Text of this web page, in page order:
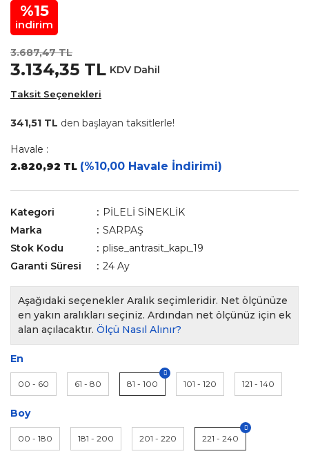
%15
indirim
3.687,47 TL
3.134,35 TL KDV Dahil
Taksit Seçenekleri
341,51 TL den başlayan taksitlerle!
Havale :
2.820,92 TL (%10,00 Havale İndirimi)
Kategori
PİLELİ SİNEKLİK
Marka
SARPAŞ
Stok Kodu
plise_antrasit_kapı_19
Garanti Süresi
24 Ay
Aşağıdaki seçenekler Aralık seçimleridir. Net ölçünüze
en yakın aralıkları seçiniz. Ardından net ölçünüz için ek
alan açılacaktır. Ölçü Nasıl Alınır?
En
00 - 60 61 - 80 81 - 100 101 - 120 121 - 140
Boy
00 - 180 181 - 200 201 - 220 221 - 240